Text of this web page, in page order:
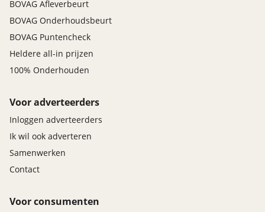
BOVAG Afleverbeurt
BOVAG Onderhoudsbeurt
BOVAG Puntencheck
Heldere all-in prijzen
100% Onderhouden
Voor adverteerders
Inloggen adverteerders
Ik wil ook adverteren
Samenwerken
Contact
Voor consumenten